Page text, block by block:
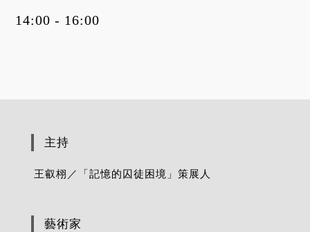
14:00 - 16:00
主持
王叡栩／「記憶的囚徒困境」策展人
藝術家